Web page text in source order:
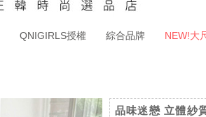
QNIGIRLS授權 綜合品牌 NEW!大
品味迷戀 立體紗